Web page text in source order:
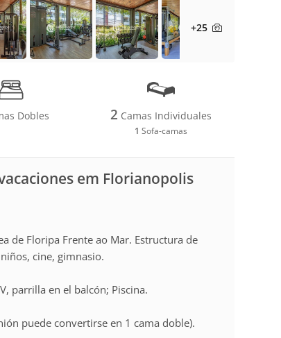
+25
Dobles 2 Camas Individuales
1 Sofa-camas
em Florianopolis
de Floripa Frente ao Mar. Estructura de
cine, gimnasio.
parrilla en el balcón; Piscina.
puede convertirse en 1 cama doble).